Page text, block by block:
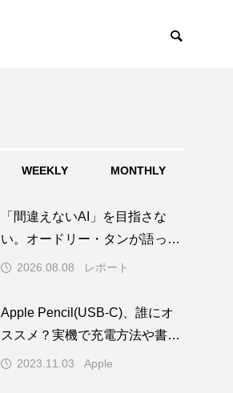
WEEKLY MONTHLY
「間違えないAI」を目指さな
い。オードリー・タンが語った
Trust by Designとは？
2026.08.08 レポート
Apple Pencil(USB-C)、誰にオ
ススメ？実機で充電方法や書き
心地を試してみた！
2023.11.03 Apple